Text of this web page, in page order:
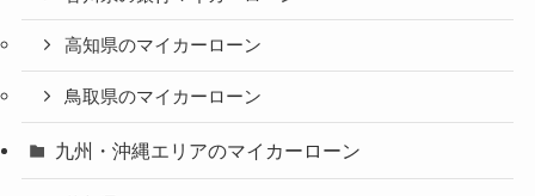
高知県のマイカーローン
鳥取県のマイカーローン
九州・沖縄エリアのマイカーローン